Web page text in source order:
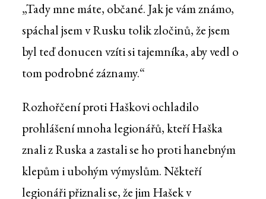
„Tady mne máte, občané. Jak je vám známo,
spáchal jsem v Rusku tolik zločinů, že jsem
byl teď donucen vzíti si tajemníka, aby vedl o
tom podrobné záznamy.“
Rozhořčení proti Haškovi ochladilo
prohlášení mnoha legionářů, kteří Haška
znali z Ruska a zastali se ho proti hanebným
klepům i ubohým výmyslům. Někteří
legionáři přiznali se, že jim Hašek v